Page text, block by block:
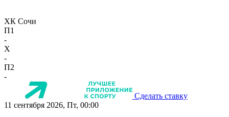
ХК Сочи
П1
-
X
-
П2
-
Сделать ставку
11 сентября 2026, Пт, 00:00